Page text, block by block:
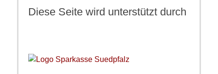
Diese Seite wird unterstützt durch